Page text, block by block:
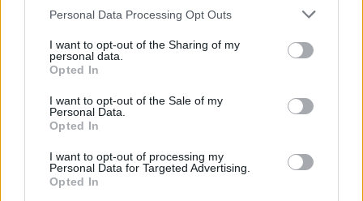
This information may also be disclosed by us to third parties
disclose it to other third parties.
Please note that this website/app uses one or more Google
services and may gather and store information including but
not limited to your visit or usage behaviour. You may click to
grant or deny consent to Google and its third-party tags to
consent section.
Personal Data Processing Opt Outs
I want to opt-out of the Sharing of my
personal data.
Opted In
I want to opt-out of the Sale of my
Personal Data.
Opted In
I want to opt-out of processing my
Personal Data for Targeted Advertising.
Opted In
InvestirMag
Investieren24